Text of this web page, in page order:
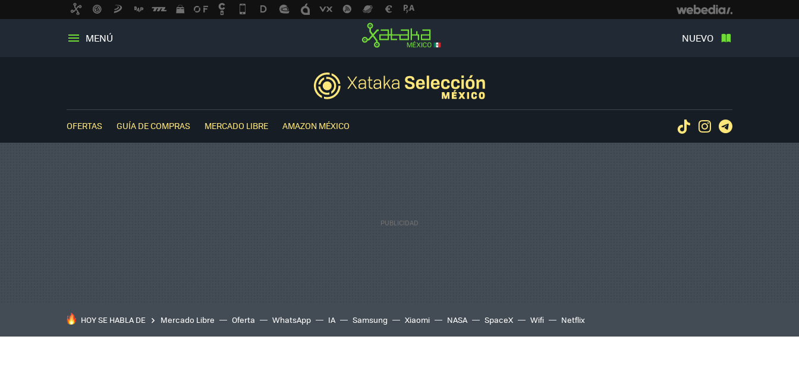
MENÚ NUEVO
OFERTAS GUÍA DE COMPRAS MERCADO LIBRE AMAZON MÉXICO TiktokInstagram
HOY SE HABLA DE Mercado Libre Oferta WhatsApp IA Samsung Xiaomi NASA SpaceX Wifi Netflix